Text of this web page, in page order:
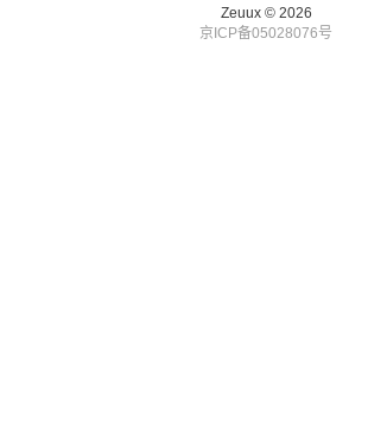
Zeuux © 2026
京ICP备05028076号